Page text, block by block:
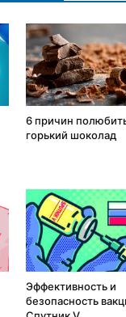
6 причин
горький шоколад
Эффективность и
безопасность